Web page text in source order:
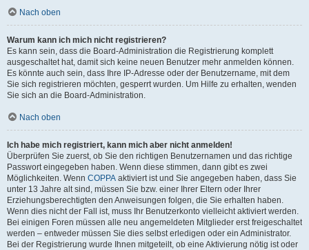
Nach oben
Warum kann ich mich nicht registrieren?
Es kann sein, dass die Board-Administration die Registrierung komplett
ausgeschaltet hat, damit sich keine neuen Benutzer mehr anmelden können.
Es könnte auch sein, dass Ihre IP-Adresse oder der Benutzername, mit dem
Sie sich registrieren möchten, gesperrt wurden. Um Hilfe zu erhalten, wenden
Sie sich an die Board-Administration.
Nach oben
Ich habe mich registriert, kann mich aber nicht anmelden!
Überprüfen Sie zuerst, ob Sie den richtigen Benutzernamen und das richtige
Passwort eingegeben haben. Wenn diese stimmen, dann gibt es zwei
Möglichkeiten. Wenn COPPA aktiviert ist und Sie angegeben haben, dass Sie
unter 13 Jahre alt sind, müssen Sie bzw. einer Ihrer Eltern oder Ihrer
Erziehungsberechtigten den Anweisungen folgen, die Sie erhalten haben.
Wenn dies nicht der Fall ist, muss Ihr Benutzerkonto vielleicht aktiviert werden.
Bei einigen Foren müssen alle neu angemeldeten Mitglieder erst freigeschaltet
werden – entweder müssen Sie dies selbst erledigen oder ein Administrator.
Bei der Registrierung wurde Ihnen mitgeteilt, ob eine Aktivierung nötig ist oder